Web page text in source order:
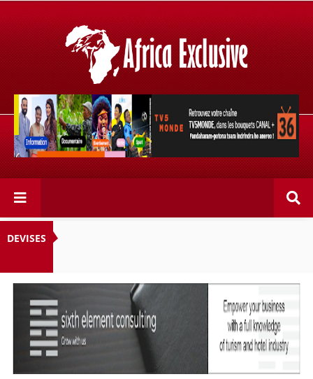
Retrouvez votre chaîne @TV5MONDE, dans les bouquets
CANAL+ 36 . Fandaharam-potoana tsara indrindra ho
anareo!
DEVISES